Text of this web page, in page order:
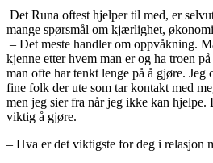
Det Runa oftest hjelper til med, er
mange spørsmål om kjærlighet,
– Det meste handler om oppvåkning.
kjenne etter hvem man er og ha troen
man ofte har tenkt lenge på å gjøre. Jeg
fine folk der ute som tar kontakt med
men jeg sier fra når jeg ikke kan hjelpe.
viktig å gjøre.
– Hva er det viktigste for deg i relasjon